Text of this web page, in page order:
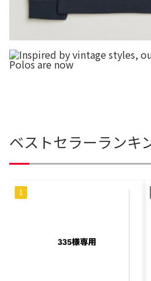
ベストセラーランキ